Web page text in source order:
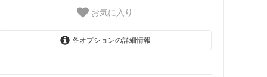
お気に入り
各オプションの詳細情報